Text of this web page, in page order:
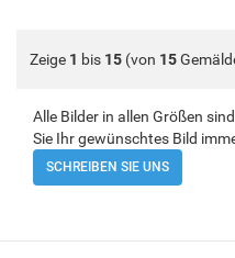
Zeige 1 bis 15 (von 15
Alle Bilder in allen Größen
Sie Ihr gewünschtes Bild
SCHREIBEN SIE UNS